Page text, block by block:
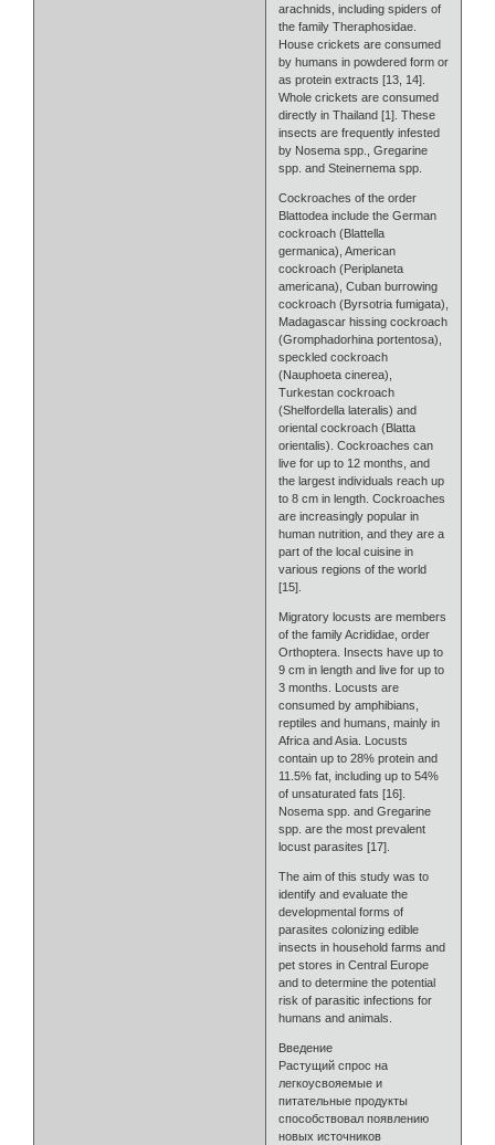
arachnids, including spiders of
the family Theraphosidae.
House crickets are consumed
by humans in powdered form or
as protein extracts [13, 14].
Whole crickets are consumed
directly in Thailand [1]. These
insects are frequently infested
by Nosema spp., Gregarine
spp. and Steinernema spp.
Cockroaches of the order
Blattodea include the German
cockroach (Blattella
germanica), American
cockroach (Periplaneta
americana), Cuban burrowing
cockroach (Byrsotria fumigata),
Madagascar hissing cockroach
(Gromphadorhina portentosa),
speckled cockroach
(Nauphoeta cinerea),
Turkestan cockroach
(Shelfordella lateralis) and
oriental cockroach (Blatta
orientalis). Cockroaches can
live for up to 12 months, and
the largest individuals reach up
to 8 cm in length. Cockroaches
are increasingly popular in
human nutrition, and they are a
part of the local cuisine in
various regions of the world
[15].
Migratory locusts are members
of the family Acrididae, order
Orthoptera. Insects have up to
9 cm in length and live for up to
3 months. Locusts are
consumed by amphibians,
reptiles and humans, mainly in
Africa and Asia. Locusts
contain up to 28% protein and
11.5% fat, including up to 54%
of unsaturated fats [16].
Nosema spp. and Gregarine
spp. are the most prevalent
locust parasites [17].
The aim of this study was to
identify and evaluate the
developmental forms of
parasites colonizing edible
insects in household farms and
pet stores in Central Europe
and to determine the potential
risk of parasitic infections for
humans and animals.
Введение
Растущий спрос на
легкоусвояемые и
питательные продукты
способствовал появлению
новых источников